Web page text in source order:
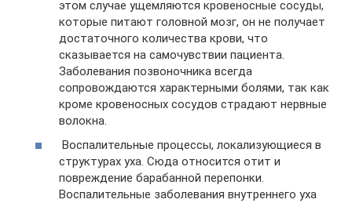
этом случае ущемляются кровеносные сосуды,
которые питают головной мозг, он не получает
достаточного количества крови, что
сказывается на самочувствии пациента.
Заболевания позвоночника всегда
сопровождаются характерными болями, так как
кроме кровеносных сосудов страдают нервные
волокна.
Воспалительные процессы, локализующиеся в
структурах уха. Сюда относится отит и
повреждение барабанной перепонки.
Воспалительные заболевания внутреннего уха